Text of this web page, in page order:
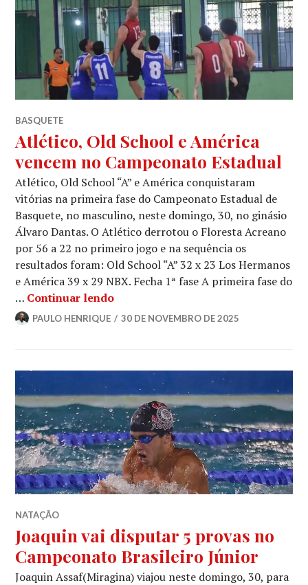
BASQUETE
Atlético, Old School e América
vencem no Campeonato Estadual
Atlético, Old School “A” e América conquistaram
vitórias na primeira fase do Campeonato Estadual de
Basquete, no masculino, neste domingo, 30, no ginásio
Álvaro Dantas. O Atlético derrotou o Floresta Acreano
por 56 a 22 no primeiro jogo e na sequência os
resultados foram: Old School “A” 32 x 23 Los Hermanos
e América 39 x 29 NBX. Fecha 1ª fase A primeira fase do
… Continuar lendo
PAULO HENRIQUE 30 DE NOVEMBRO DE 2025
NATAÇÃO
Joaquin vai disputar 5 provas no
Campeonato Brasileiro Júnior
Joaquin Assaf(Miragina) viajou neste domingo, 30, para